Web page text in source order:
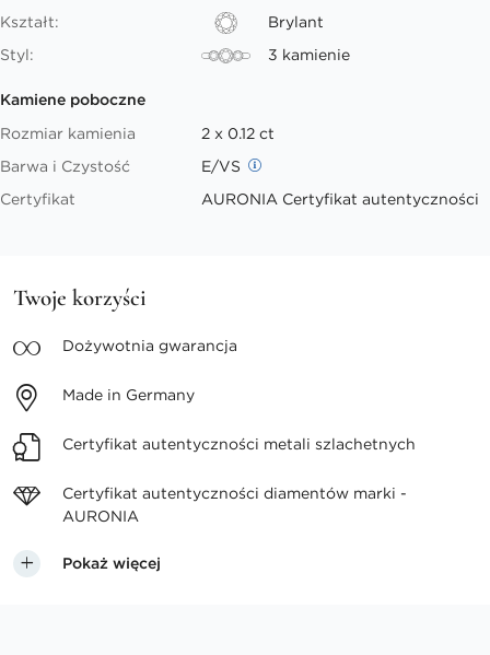
Kształt:
Brylant
Styl:
3 kamienie
Kamiene poboczne
Rozmiar kamienia
2 x 0.12 ct
Barwa i Czystość
E/VS
Certyfikat
AURONIA Certyfikat autentyczności
Twoje korzyści
Dożywotnia gwarancja
Made in Germany
Certyfikat autentyczności metali szlachetnych
Certyfikat autentyczności diamentów marki -
AURONIA
Pokaż więcej